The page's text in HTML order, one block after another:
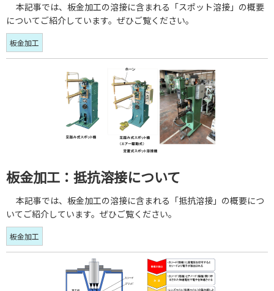
本記事では、板金加工の溶接に含まれる「スポット溶接」の概要
についてご紹介しています。ぜひご覧ください。
板金加工
板金加工：抵抗溶接について
本記事では、板金加工の溶接に含まれる「抵抗溶接」の概要につ
いてご紹介しています。ぜひご覧ください。
板金加工